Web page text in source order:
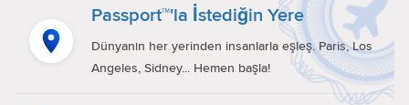
Passport™'la İstediğin Yere
Dünyanın her yerinden insanlarla eşleş. Paris, Los
Angeles, Sidney... Hemen başla!